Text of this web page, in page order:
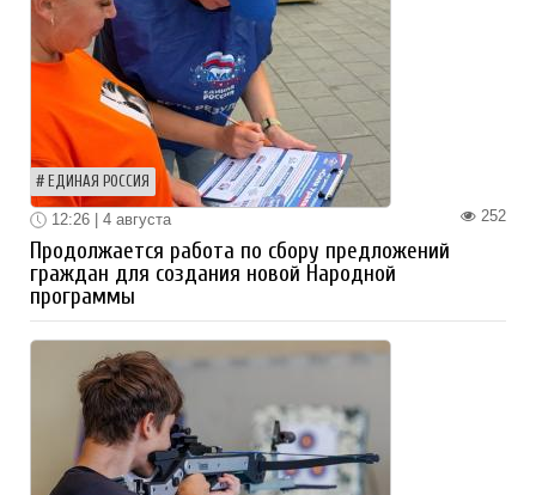
ЕДИНАЯ РОССИЯ
252
12:26 | 4 августа
Продолжается работа по сбору предложений
граждан для создания новой Народной
программы